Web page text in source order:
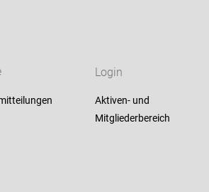
Login
Aktiven- und
Mitgliederbereich